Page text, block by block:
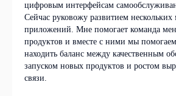
цифровым интерфейсам
Сейчас руковожу развитием
приложений. Мне помогает команда
продуктов и вместе с ними мы
находить баланс между качественным
запуском новых продуктов и ростом
связи.